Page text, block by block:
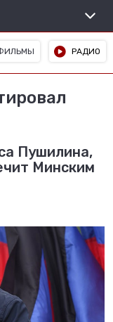
РАДИО
Пушилина,
Минским